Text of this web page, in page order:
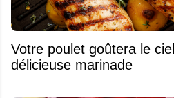
Votre poulet goûtera le
délicieuse marinade